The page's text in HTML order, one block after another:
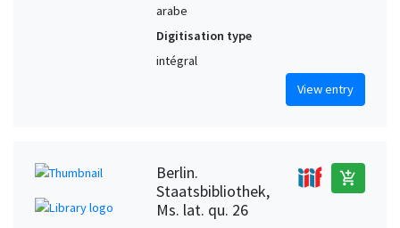
arabe
Digitisation type
intégral
View entry
Berlin.
Staatsbibliothek,
Ms. lat. qu. 26
add_shopping_cart